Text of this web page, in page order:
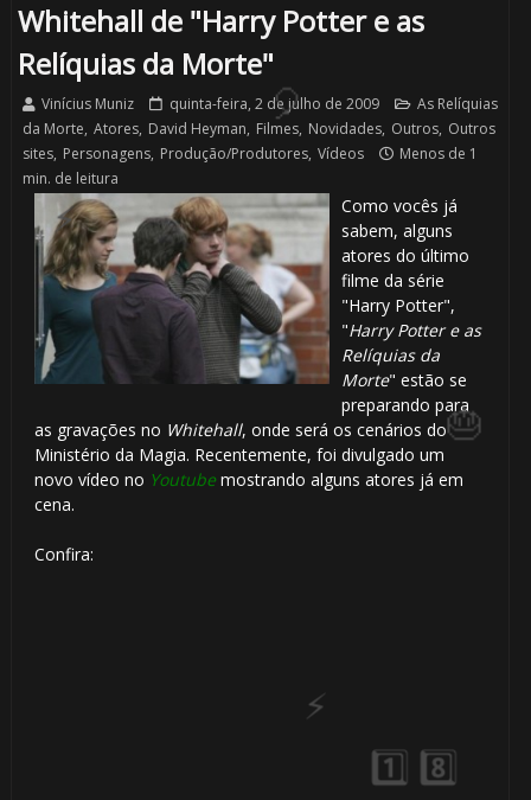
Whitehall de "Harry Potter e as
Relíquias da Morte"
Vinícius Muniz quinta-feira, 2 de julho de 2009
As Relíquias
da Morte, Atores, David Heyman, Filmes, Novidades, Outros, Outros
sites, Personagens, Produção/Produtores, Vídeos
Menos de 1
min. de leitura
Como vocês já
sabem, alguns
atores do último
filme da série
"Harry Potter",
"Harry Potter e as
Relíquias da
Morte" estão se
preparando para
as gravações no Whitehall, onde será os cenários do
Ministério da Magia. Recentemente, foi divulgado um
novo vídeo no Youtubemostrando alguns atores já em
cena.
Confira:
1️⃣ 8️⃣
🎂
⚡